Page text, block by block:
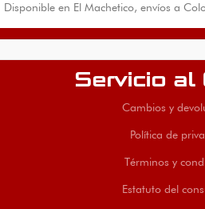
Disponible en El Machetico, envíos a
Servicio al
Cambios y
Política de
Términos y
Estatuto del